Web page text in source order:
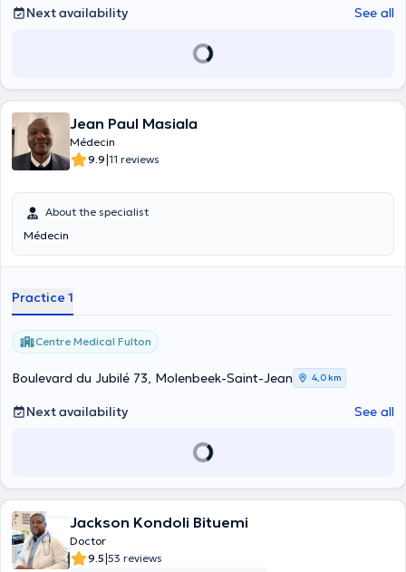
Next availability See all
Jean Paul Masiala
Médecin
9.9|11 reviews
About the specialist
Médecin
Practice 1
Centre Medical Fulton
Boulevard du Jubilé 73, Molenbeek-Saint-Jean 4,0 km
Next availability See all
Jackson Kondoli Bituemi
Doctor
9.5|53 reviews